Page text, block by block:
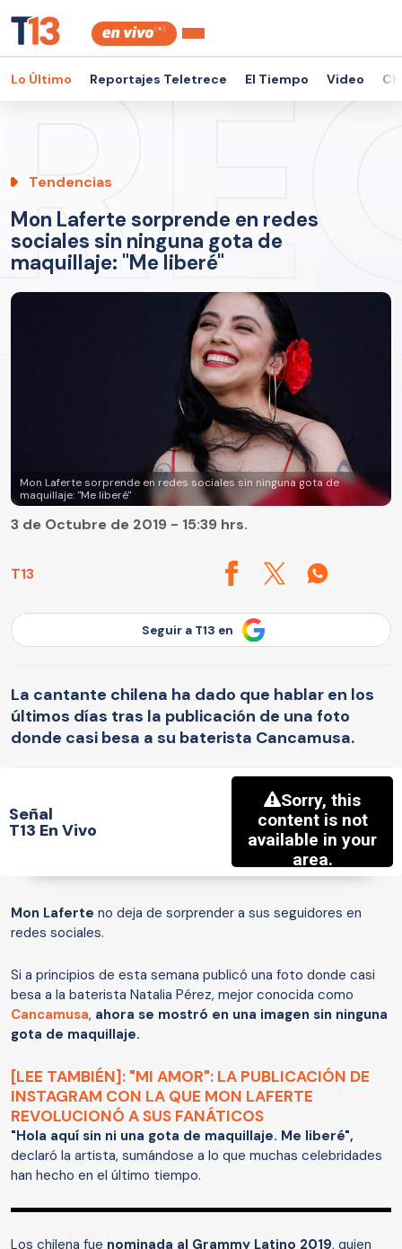
Lo Último Reportajes Teletrece El Tiempo Video
Tendencias
Mon Laferte sorprende en redes
sociales sin ninguna gota de
maquillaje: "Me liberé"
Mon Laferte sorprende en redes sociales sin ninguna gota de
maquillaje: "Me liberé"
T13
3 de Octubre de 2019 - 15:39 hrs.
Seguir a T13 en
La cantante chilena ha dado que hablar en los
últimos días tras la publicación de una foto
donde casi besa a su baterista Cancamusa.
Señal
T13 En Vivo
Mon Laferte no deja de sorprender a sus seguidores en
redes sociales.
Si a principios de esta semana publicó una foto donde casi
besa a la baterista Natalia Pérez, mejor conocida como
Cancamusa, ahora se mostró en una imagen sin ninguna
gota de maquillaje.
[LEE TAMBIÉN]: "MI AMOR": LA PUBLICACIÓN DE
INSTAGRAM CON LA QUE MON LAFERTE
REVOLUCIONÓ A SUS FANÁTICOS
"Hola aquí sin ni una gota de maquillaje. Me liberé",
declaró la artista, sumándose a lo que muchas celebridades
han hecho en el último tiempo.
Los chilena fue nominada al Grammy Latino 2019, quien